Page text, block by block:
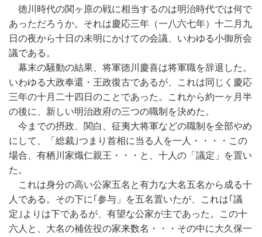
徳川時代の関ヶ原の戦に相当するのは明治時代では何で
あっただろうか。それは慶応三年（一八六七年）十二月九
日の夜から十日の未明にかけての会議、いわゆる小御所会
議である。
幕末の騒動の結果、将軍徳川慶喜は将軍職を辞退した。
いわゆる大政奉還・王政復古であるが、これは同じく慶応
三年の十月二十四日のことであった。これから約一ヶ月半
の後に、新しい明治政府の三つの職制を決めた。
今までの摂政、関白、征夷大将軍などの職制を全部やめ
にして、「総裁｣つまり首相に当る人を一人・・・・この
場合、有栖川家熾仁親王・・・と、十人の「議定」を置い
た。
これは身分の高い公家五名と有力な大名五名から成る十
人である。その下に｢参与」を五名置いたが、これは｢議
定｣よりは下であるが、有望な公家が主であった。この十
六人と、大名の補佐役の家来数名・・・その中に大久保一